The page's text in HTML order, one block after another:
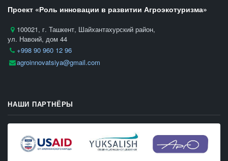
Проект «Роль инновации в развитии Агроэкотуризма»
100021, г. Ташкент, Шайхантахурский район,
ул. Навоий, дом 44
+998 90 960 12 96
agroinnovatsiya@gmail.com
НАШИ ПАРТНЁРЫ